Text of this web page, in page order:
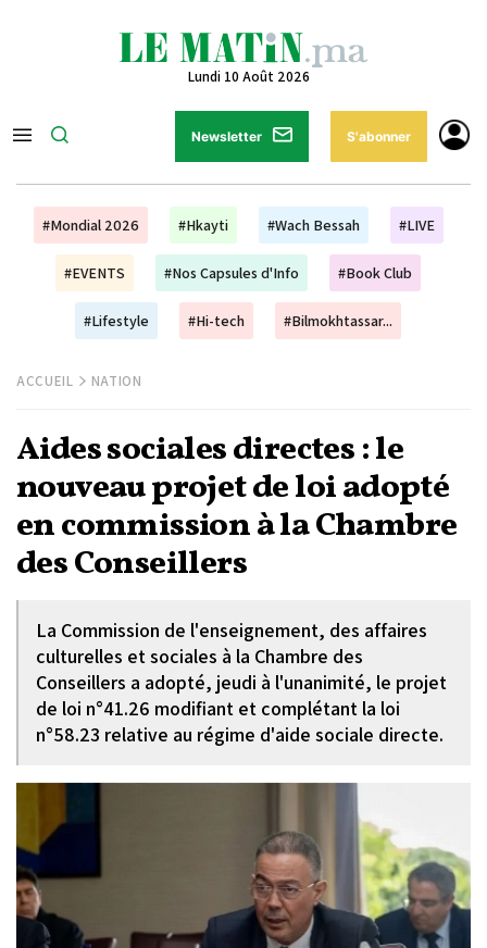
Lundi 10 Août 2026
Newsletter S'abonner
#Mondial 2026 #Hkayti #Wach Bessah #LIVE
#EVENTS #Nos Capsules d'Info #Book Club
#Lifestyle #Hi-tech #Bilmokhtassar...
ACCUEIL NATION
Aides sociales directes : le
nouveau projet de loi adopté
en commission à la Chambre
des Conseillers
La Commission de l'enseignement, des affaires
culturelles et sociales à la Chambre des
Conseillers a adopté, jeudi à l'unanimité, le projet
de loi n°41.26 modifiant et complétant la loi
n°58.23 relative au régime d'aide sociale directe.